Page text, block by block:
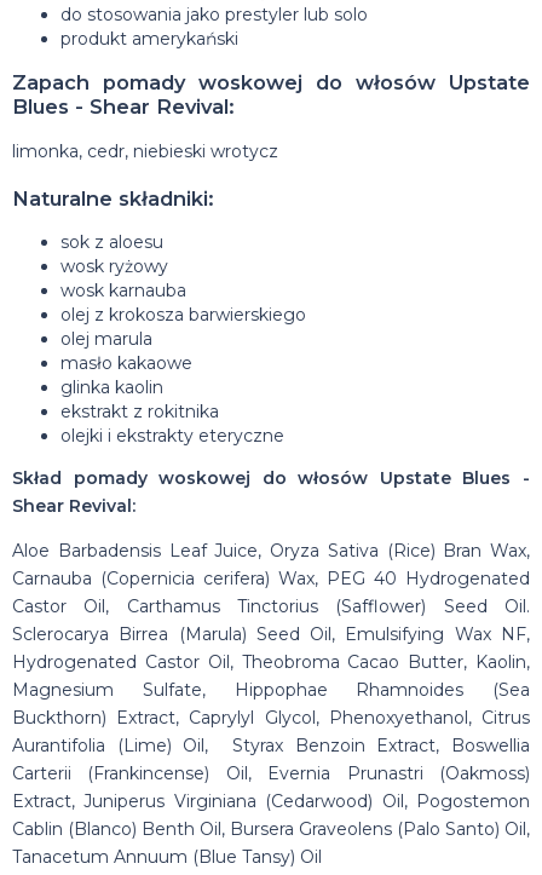
do stosowania jako prestyler lub solo
produkt amerykański
Zapach pomady woskowej do włosów Upstate
Blues - Shear Revival:
limonka, cedr, niebieski wrotycz
Naturalne składniki:
sok z aloesu
wosk ryżowy
wosk karnauba
olej z krokosza barwierskiego
olej marula
masło kakaowe
glinka kaolin
ekstrakt z rokitnika
olejki i ekstrakty eteryczne
Skład pomady woskowej do włosów Upstate Blues -
Shear Revival:
Aloe Barbadensis Leaf Juice, Oryza Sativa (Rice) Bran Wax,
Carnauba (Copernicia cerifera) Wax, PEG 40 Hydrogenated
Castor Oil, Carthamus Tinctorius (Safflower) Seed Oil.
Sclerocarya Birrea (Marula) Seed Oil, Emulsifying Wax NF,
Hydrogenated Castor Oil, Theobroma Cacao Butter, Kaolin,
Magnesium Sulfate, Hippophae Rhamnoides (Sea
Buckthorn) Extract, Caprylyl Glycol, Phenoxyethanol, Citrus
Aurantifolia (Lime) Oil, Styrax Benzoin Extract, Boswellia
Carterii (Frankincense) Oil, Evernia Prunastri (Oakmoss)
Extract, Juniperus Virginiana (Cedarwood) Oil, Pogostemon
Cablin (Blanco) Benth Oil, Bursera Graveolens (Palo Santo) Oil,
Tanacetum Annuum (Blue Tansy) Oil